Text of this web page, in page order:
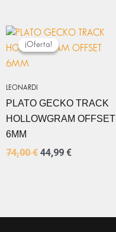
¡Oferta!
LEONARDI
¡Oferta!
PLATO GECKO TRACK
HOLLOWGRAM OFFSET
6MM
74,00€
EL
PRECIO
ORIGINAL
44,99 €
EL
PRECIO
ACTUAL